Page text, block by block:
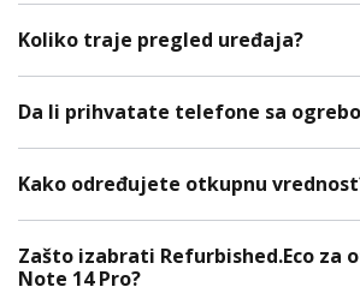
Koliko traje pregled uređaja?
Da li prihvatate telefone sa
Kako određujete otkupnu
Zašto izabrati Refurbished.Eco za
Note 14 Pro?